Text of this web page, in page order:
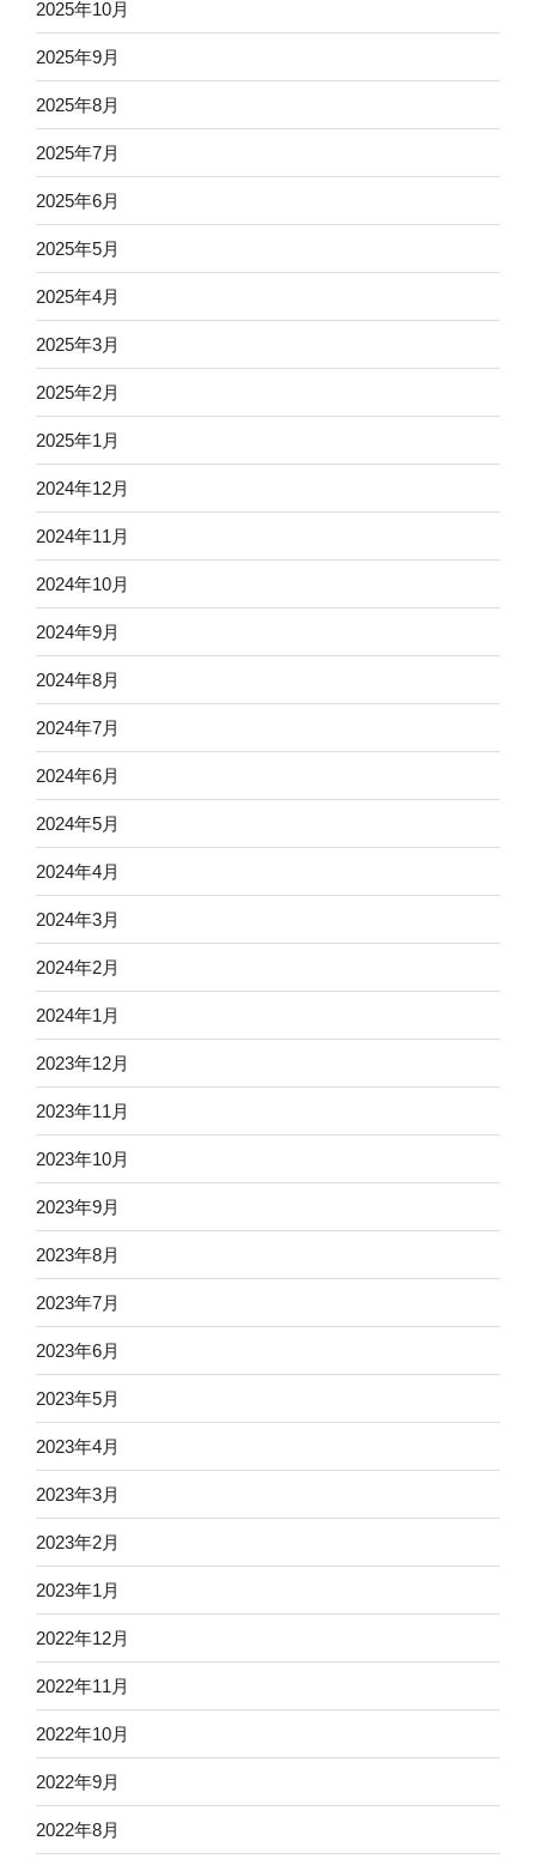
2025年10月
2025年9月
2025年8月
2025年7月
2025年6月
2025年5月
2025年4月
2025年3月
2025年2月
2025年1月
2024年12月
2024年11月
2024年10月
2024年9月
2024年8月
2024年7月
2024年6月
2024年5月
2024年4月
2024年3月
2024年2月
2024年1月
2023年12月
2023年11月
2023年10月
2023年9月
2023年8月
2023年7月
2023年6月
2023年5月
2023年4月
2023年3月
2023年2月
2023年1月
2022年12月
2022年11月
2022年10月
2022年9月
2022年8月